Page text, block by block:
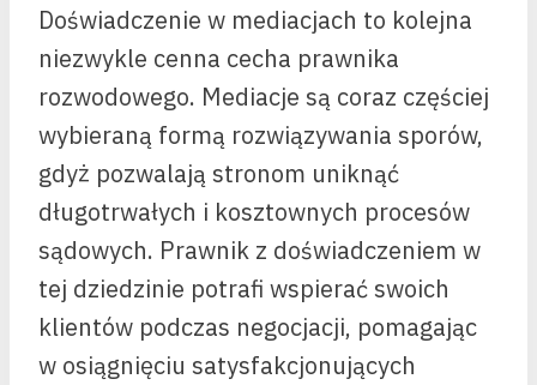
Doświadczenie w mediacjach to kolejna
niezwykle cenna cecha prawnika
rozwodowego. Mediacje są coraz częściej
wybieraną formą rozwiązywania sporów,
gdyż pozwalają stronom uniknąć
długotrwałych i kosztownych procesów
sądowych. Prawnik z doświadczeniem w
tej dziedzinie potrafi wspierać swoich
klientów podczas negocjacji, pomagając
w osiągnięciu satysfakcjonujących